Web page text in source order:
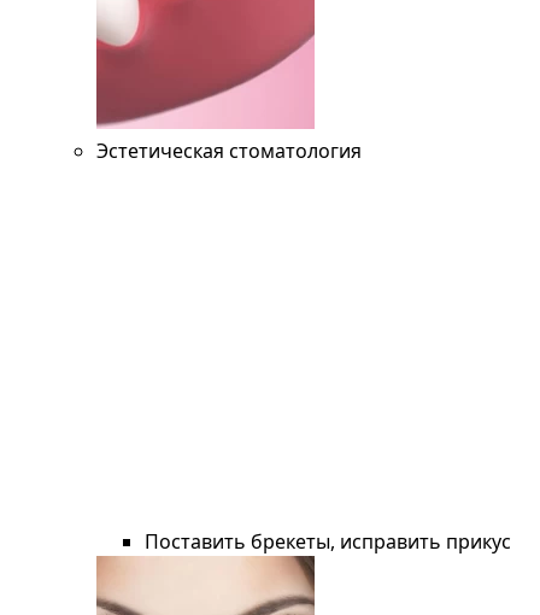
Эстетическая стоматология
Поставить брекеты, исправить прикус